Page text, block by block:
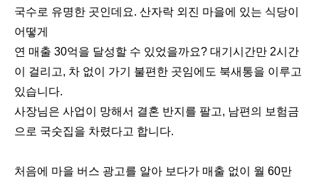
국수로 유명한 곳인데요. 산자락 외진 마을에 있는 식당이
어떻게
연 매출 30억을 달성할 수 있었을까요? 대기시간만 2시간
이 걸리고, 차 없이 가기 불편한 곳임에도 북새통을 이루고
있습니다.
사장님은 사업이 망해서 결혼 반지를 팔고, 남편의 보험금
으로 국숫집을 차렸다고 합니다.
처음에 마을 버스 광고를 알아 보다가 매출 없이 월 60만